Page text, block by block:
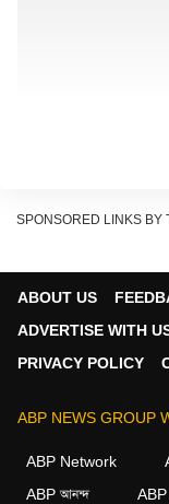
SPONSORED LINKS BY
ABOUT US
ADVERTISE WITH
PRIVACY POLICY
ABP NEWS GROUP
ABP Network
ABP আনন্দ